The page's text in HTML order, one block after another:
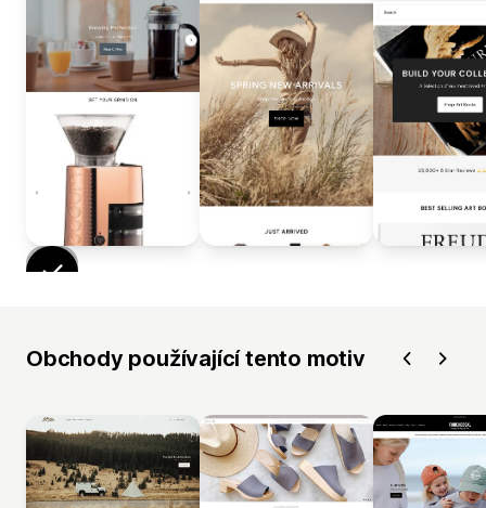
Obchody používající tento motiv